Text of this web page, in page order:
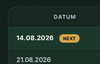
DATUM
14.08.2026 NEXT
21.08.2026